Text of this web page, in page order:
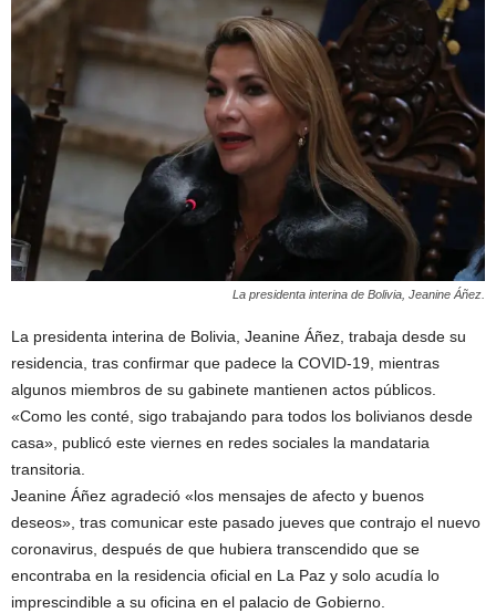
La presidenta interina de Bolivia, Jeanine Áñez.
La presidenta interina de Bolivia, Jeanine Áñez, trabaja desde su
residencia, tras confirmar que padece la COVID-19, mientras
algunos miembros de su gabinete mantienen actos públicos.
«Como les conté, sigo trabajando para todos los bolivianos desde
casa», publicó este viernes en redes sociales la mandataria
transitoria.
Jeanine Áñez agradeció «los mensajes de afecto y buenos
deseos», tras comunicar este pasado jueves que contrajo el nuevo
coronavirus, después de que hubiera transcendido que se
encontraba en la residencia oficial en La Paz y solo acudía lo
imprescindible a su oficina en el palacio de Gobierno.